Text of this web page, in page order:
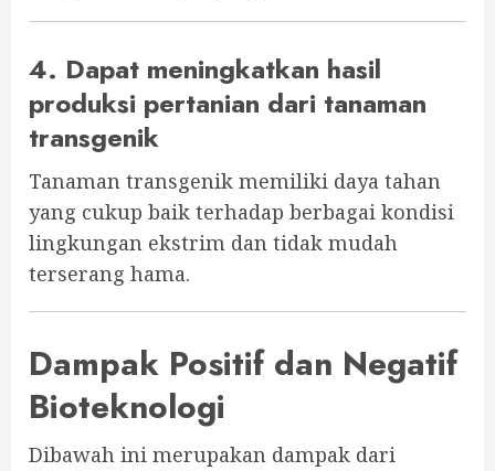
4. Dapat meningkatkan hasil
produksi pertanian dari tanaman
transgenik
Tanaman transgenik memiliki daya tahan
yang cukup baik terhadap berbagai kondisi
lingkungan ekstrim dan tidak mudah
terserang hama.
Dampak Positif dan Negatif
Bioteknologi
Dibawah ini merupakan dampak dari